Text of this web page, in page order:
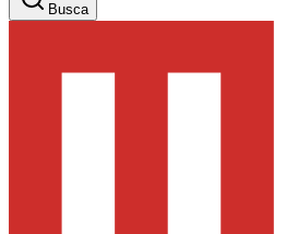
Busca